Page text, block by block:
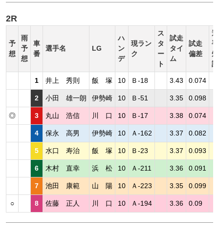
2R
予
想
雨
予
想
車
番
選手名 LG
ハ
ン
デ
現ラン
ク
ス
タ
ー
ト
試走
タイ
ム
試走
偏差
選
手
短
評
1 井上 秀則 飯 塚 10 Ｂ-18 3.43 0.074
2 小田 雄一朗 伊勢崎 10 Ｂ-51 3.35 0.098
◎ 3 丸山 浩信 川 口 10 Ｂ-17 3.38 0.074
4 保永 高男 伊勢崎 10 Ａ-162 3.37 0.082
5 水口 寿治 飯 塚 10 Ｂ-23 3.37 0.093
6 木村 直幸 浜 松 10 Ａ-211 3.36 0.091
7 池田 康範 山 陽 10 Ａ-223 3.35 0.099
○ 8 佐藤 正人 川 口 10 Ａ-194 3.36 0.09